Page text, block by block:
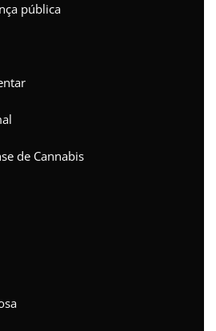
pública
de Cannabis